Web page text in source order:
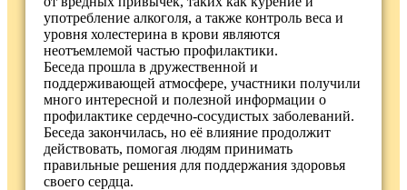
употребление алкоголя, а также контроль веса и
уровня холестерина в крови являются
неотъемлемой частью профилактики.
Беседа прошла в дружественной и
поддерживающей атмосфере, участники получили
много интересной и полезной информации о
профилактике сердечно-сосудистых заболеваний.
Беседа закончилась, но её влияние продолжит
действовать, помогая людям принимать
правильные решения для поддержания здоровья
своего сердца.